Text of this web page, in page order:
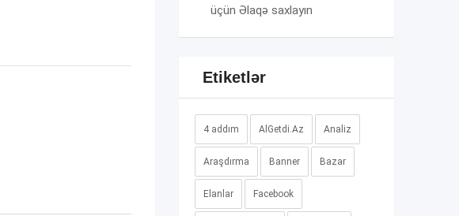
üçün Əlaqə saxlayın
Etiketlər
4 addım AlGetdi.Az Analiz
Araşdırma Banner Bazar
Elanlar Facebook